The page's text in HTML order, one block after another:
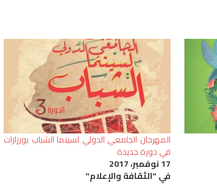
المهرجان الجامعي الدولي لسينما الشباب بورزازات
في دورة جديدة
17 نوفمبر، 2017
في "الثقافة والإعلام"